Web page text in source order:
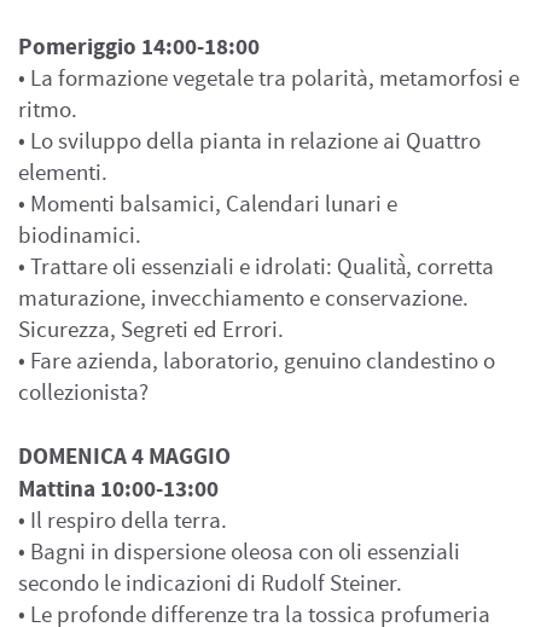
Pomeriggio 14:00-18:00
• La formazione vegetale tra polarità, metamorfosi e
ritmo.
• Lo sviluppo della pianta in relazione ai Quattro
elementi.
• Momenti balsamici, Calendari lunari e
biodinamici.
• Trattare oli essenziali e idrolati: Qualità̀, corretta
maturazione, invecchiamento e conservazione.
Sicurezza, Segreti ed Errori.
• Fare azienda, laboratorio, genuino clandestino o
collezionista?
DOMENICA 4 MAGGIO
Mattina 10:00-13:00
• Il respiro della terra.
• Bagni in dispersione oleosa con oli essenziali
secondo le indicazioni di Rudolf Steiner.
• Le profonde differenze tra la tossica profumeria